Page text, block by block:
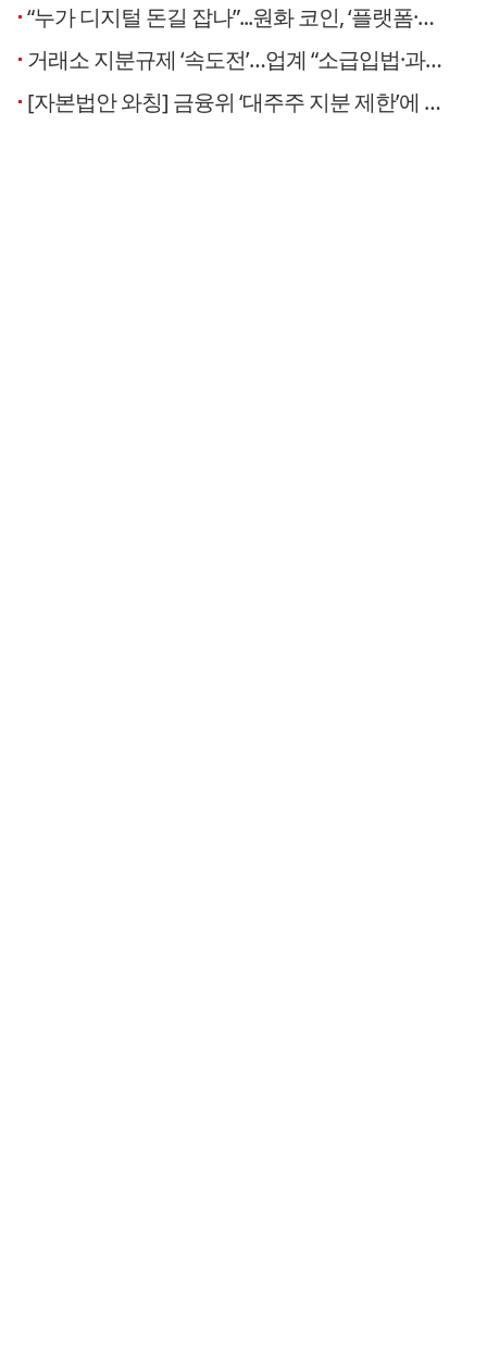
“누가 디지털 돈길 잡나”...원화 코인, ‘플랫폼·거래소 동맹’ 관건
거래소 지분규제 ‘속도전’…업계 “소급입법·과잉규제” 반발
[자본법안 와칭] 금융위 ‘대주주 지분 제한’에 가상자산 거래소 ‘정면 반발’